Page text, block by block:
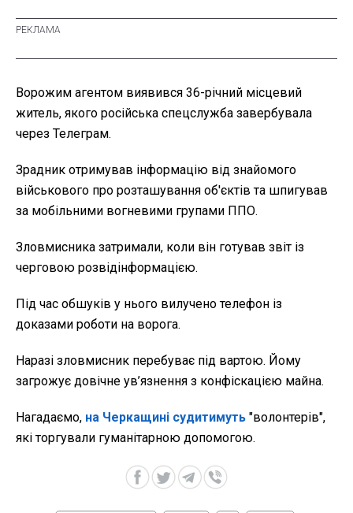
Ворожим агентом виявився 36-річний місцевий
житель, якого російська спецслужба завербувала
через Телеграм.
Зрадник отримував інформацію від знайомого
військового про розташування об'єктів та шпигував
за мобільними вогневими групами ППО.
Зловмисника затримали, коли він готував звіт із
черговою розвідінформацією.
Під час обшуків у нього вилучено телефон із
доказами роботи на ворога.
Наразі зловмисник перебуває під вартою. Йому
загрожує довічне ув’язнення з конфіскацією майна.
Нагадаємо, на Черкащині судитимуть "волонтерів",
які торгували гуманітарною допомогою.